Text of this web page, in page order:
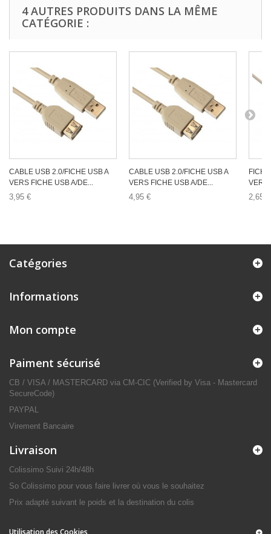
4 AUTRES PRODUITS DANS LA MÊME
CATÉGORIE :
CABLE USB 2.0/FICHE USB A
VERS FICHE USB A/DE...
3,95 €
CABLE USB 2.0/FICHE USB A
VERS FICHE USB A/DE...
4,95 €
VERS
2,65 €
Catégories
Informations
Mon compte
Paiment sécurisé
CB / VISA / MASTERCARD via CM-CIC (Verified by Visa - Mastercard
SecureCode)
PAYPAL
Virement Bancaire
Livraison
Colissimo Suivi 24h/48h
So Colissimo pour vous faire livrer où vous le souhaitez
Prix adapté suivant le poids et la destination du colis
Utilisation des Cookies